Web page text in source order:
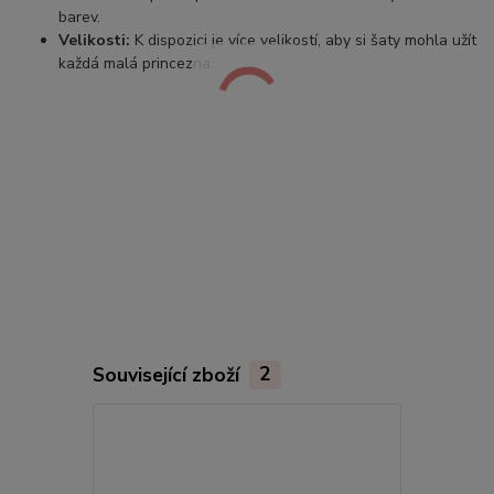
barev.
Velikosti: K dispozici je více velikostí, aby si šaty mohla užít
každá malá princezna.
Související zboží 2